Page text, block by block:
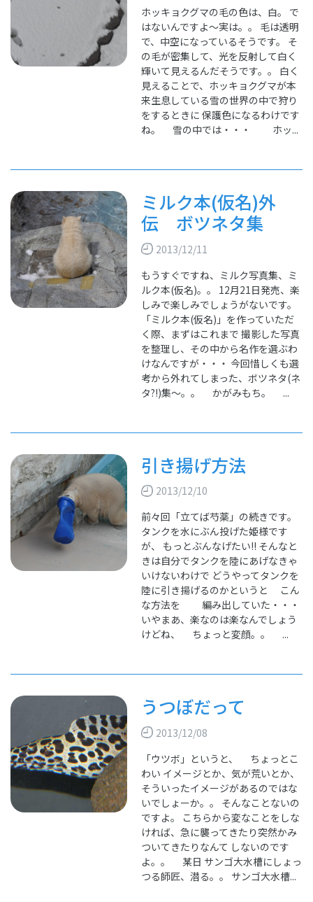
ホッキョクグマの毛の色は、白。 で
はないんですよ～実は。。 毛は透明
で、中空になっているそうです。 そ
の毛が密集して、光を反射して白く
輝いて見えるんだそうです。。 白く
見えることで、ホッキョクグマが本
来生息している雪の世界の中で狩り
をするときに 保護色になるわけです
ね。 雪の中では・・・ ホッ...
ミルク本(仮名)外
伝 ボツネタ集
2013/12/11
もうすぐですね、ミルク写真集、ミ
ルク本(仮名)。。 12月21日発売、楽
しみで楽しみでしょうがないです。
「ミルク本(仮名)」を作っていただ
く際、まずはこれまで 撮影した写真
を整理し、その中から名作を選ぶわ
けなんですが・・・ 今回惜しくも選
考から外れてしまった、ボツネタ(ネ
タ?!)集～。。 かがみもち。 ...
引き揚げ方法
2013/12/10
前々回「立てば芍薬」の続きです。
タンクを水にぶん投げた姫様です
が、 もっとぶんなげたい!! そんなと
きは自分でタンクを陸にあげなきゃ
いけないわけで どうやってタンクを
陸に引き揚げるのかというと こん
な方法を 編み出していた・・・
いやまあ、楽なのは楽なんでしょう
けどね、 ちょっと変顔。。 ...
うつぼだって
2013/12/08
「ウツボ」というと、 ちょっとこ
わい イメージとか、気が荒いとか、
そういったイメージがあるのではな
いでしょーか。。 そんなことないの
ですよ。 こちらから変なことをしな
ければ、急に襲ってきたり突然かみ
ついてきたりなんて しないのです
よ。。 某日 サンゴ大水槽にしょっ
つる師匠、潜る。。 サンゴ大水槽...